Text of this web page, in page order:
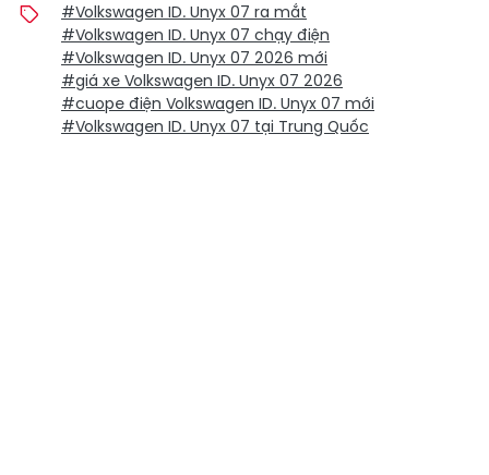
#Volkswagen ID. Unyx 07 ra mắt
#Volkswagen ID. Unyx 07 chạy điện
#Volkswagen ID. Unyx 07 2026 mới
#giá xe Volkswagen ID. Unyx 07 2026
#cuope điện Volkswagen ID. Unyx 07 mới
#Volkswagen ID. Unyx 07 tại Trung Quốc